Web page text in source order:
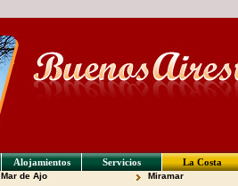
Alojamientos Servicios La Costa
Mar de Ajo
Miramar